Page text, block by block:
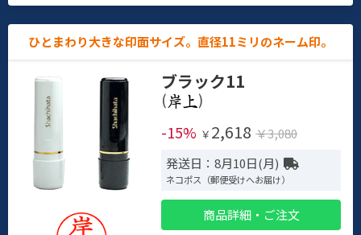
ひとまわり大きな印面サイズ。直径11ミリのネーム印。
ブラック11
(
)
-15% ￥ 2,618 ￥3,080
発送日：8月10日(月)
ネコポス（郵便受けへお届け）
商品詳細・ご注文